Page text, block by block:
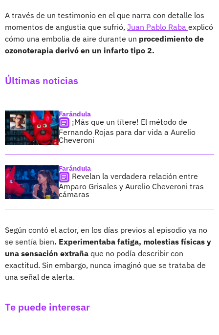
A través de un testimonio en el que narra con detalle los
momentos de angustia que sufrió, Juan Pablo Raba explicó
cómo una embolia de aire durante un procedimiento de
ozonoterapia derivó en un infarto tipo 2.
Últimas noticias
Farándula
¡Más que un títere! El método de
Fernando Rojas para dar vida a Aurelio
Cheveroni
Farándula
Revelan la verdadera relación entre
Amparo Grisales y Aurelio Cheveroni tras
cámaras
Según contó el actor, en los días previos al episodio ya no
se sentía bien. Experimentaba fatiga, molestias físicas y
una sensación extraña que no podía describir con
exactitud. Sin embargo, nunca imaginó que se trataba de
una señal de alerta.
Te puede interesar